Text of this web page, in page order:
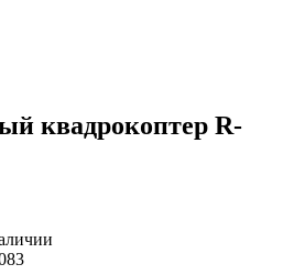
квадрокоптер R-